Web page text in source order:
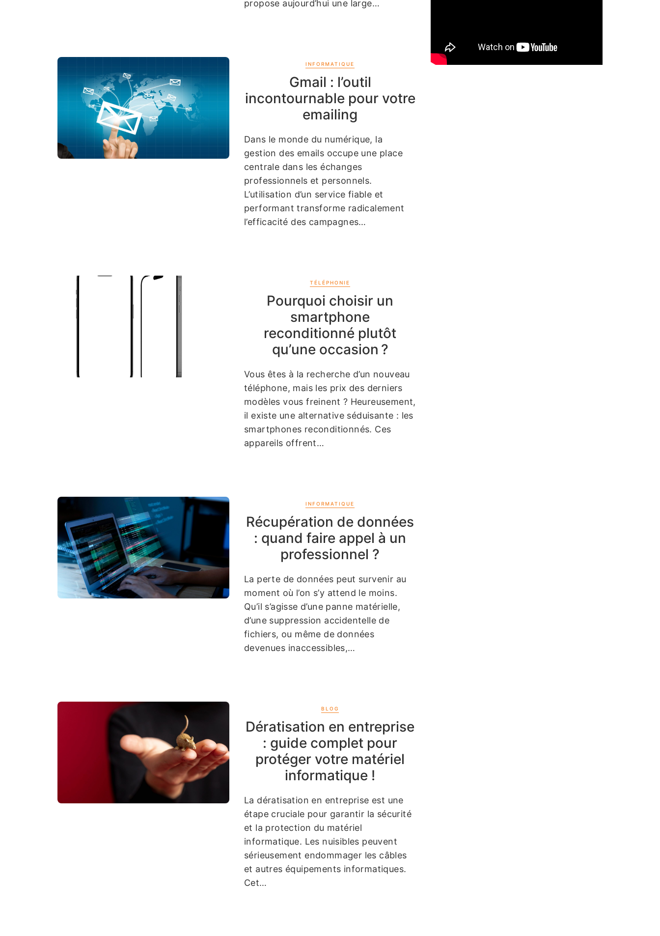
propose aujourd’hui une large…
INFORMATIQUE
Gmail : l’outil
incontournable pour votre
emailing
Dans le monde du numérique, la
gestion des emails occupe une place
centrale dans les échanges
professionnels et personnels.
L’utilisation d’un service fiable et
performant transforme radicalement
l’efficacité des campagnes…
TÉLÉPHONIE
Pourquoi choisir un
smartphone
reconditionné plutôt
qu’une occasion ?
Vous êtes à la recherche d’un nouveau
téléphone, mais les prix des derniers
modèles vous freinent ? Heureusement,
il existe une alternative séduisante : les
smartphones reconditionnés. Ces
appareils offrent…
INFORMATIQUE
Récupération de données
: quand faire appel à un
professionnel ?
La perte de données peut survenir au
moment où l’on s’y attend le moins.
Qu’il s’agisse d’une panne matérielle,
d’une suppression accidentelle de
fichiers, ou même de données
devenues inaccessibles,…
BLOG
Dératisation en entreprise
: guide complet pour
protéger votre matériel
informatique !
La dératisation en entreprise est une
étape cruciale pour garantir la sécurité
et la protection du matériel
informatique. Les nuisibles peuvent
sérieusement endommager les câbles
et autres équipements informatiques.
Cet…